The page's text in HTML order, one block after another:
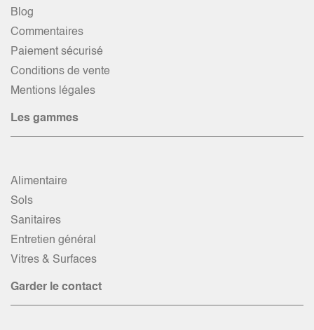
Blog
Commentaires
Paiement sécurisé
Conditions de vente
Mentions légales
Les gammes
Alimentaire
Sols
Sanitaires
Entretien général
Vitres & Surfaces
Garder le contact